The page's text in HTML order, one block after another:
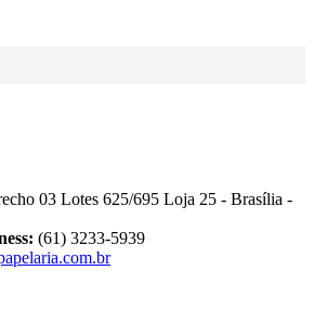
03 Lotes 625/695 Loja 25 - Brasília -
(61) 3233-5939